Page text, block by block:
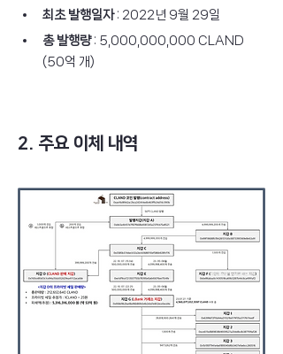
최초 발행일자 : 2022년 9월 29일
총 발행량 : 5,000,000,000 CLAND
(50억 개)
2. 주요 이체 내역